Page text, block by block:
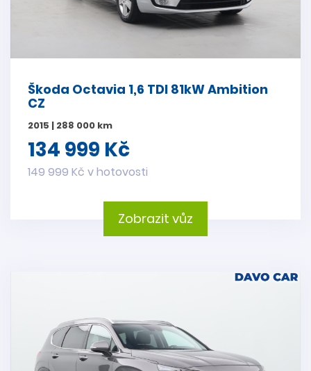
Škoda Octavia 1,6 TDI 81kW Ambition
CZ
2015 | 288 000 km
134 999 Kč
149 999 Kč v hotovosti
Zobrazit vůz